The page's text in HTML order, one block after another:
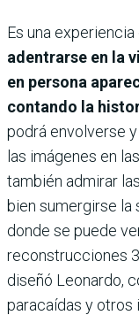
Es una experiencia
adentrarse en la
en persona
contando la
podrá envolverse
las imágenes en
también admirar
bien sumergirse la
donde se puede
reconstrucciones
diseñó Leonardo,
paracaídas y otros